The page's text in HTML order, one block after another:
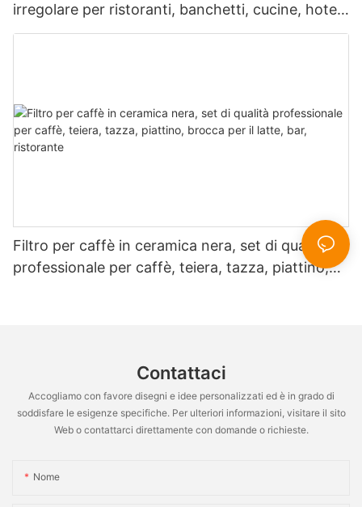
irregolare per ristoranti, banchetti, cucine, hotel,
stoviglie commerciali, per insalate, zuppe,
Filtro per caffè in ceramica nera, set di qualità
professionale per caffè, teiera, tazza, piattino,
Contattaci
Accogliamo con favore disegni e idee personalizzati ed è in grado di
soddisfare le esigenze specifiche. Per ulteriori informazioni, visitare il sito
Web o contattarci direttamente con domande o richieste.
Nome